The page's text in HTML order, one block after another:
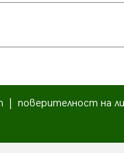
поверителност на